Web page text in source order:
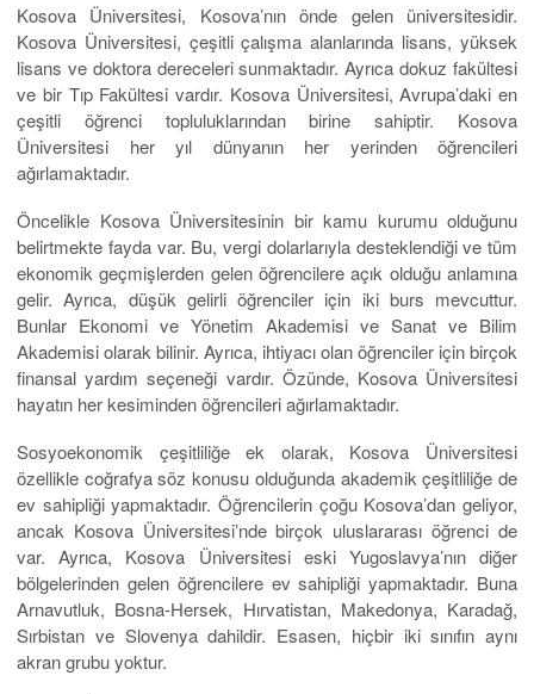
Kosova Üniversitesi, Kosova’nın önde gelen üniversitesidir.
Kosova Üniversitesi, çeşitli çalışma alanlarında lisans, yüksek
lisans ve doktora dereceleri sunmaktadır. Ayrıca dokuz fakültesi
ve bir Tıp Fakültesi vardır. Kosova Üniversitesi, Avrupa’daki en
çeşitli öğrenci topluluklarından birine sahiptir. Kosova
Üniversitesi her yıl dünyanın her yerinden öğrencileri
ağırlamaktadır.
Öncelikle Kosova Üniversitesinin bir kamu kurumu olduğunu
belirtmekte fayda var. Bu, vergi dolarlarıyla desteklendiği ve tüm
ekonomik geçmişlerden gelen öğrencilere açık olduğu anlamına
gelir. Ayrıca, düşük gelirli öğrenciler için iki burs mevcuttur.
Bunlar Ekonomi ve Yönetim Akademisi ve Sanat ve Bilim
Akademisi olarak bilinir. Ayrıca, ihtiyacı olan öğrenciler için birçok
finansal yardım seçeneği vardır. Özünde, Kosova Üniversitesi
hayatın her kesiminden öğrencileri ağırlamaktadır.
Sosyoekonomik çeşitliliğe ek olarak, Kosova Üniversitesi
özellikle coğrafya söz konusu olduğunda akademik çeşitliliğe de
ev sahipliği yapmaktadır. Öğrencilerin çoğu Kosova’dan geliyor,
ancak Kosova Üniversitesi’nde birçok uluslararası öğrenci de
var. Ayrıca, Kosova Üniversitesi eski Yugoslavya’nın diğer
bölgelerinden gelen öğrencilere ev sahipliği yapmaktadır. Buna
Arnavutluk, Bosna-Hersek, Hırvatistan, Makedonya, Karadağ,
Sırbistan ve Slovenya dahildir. Esasen, hiçbir iki sınıfın aynı
akran grubu yoktur.